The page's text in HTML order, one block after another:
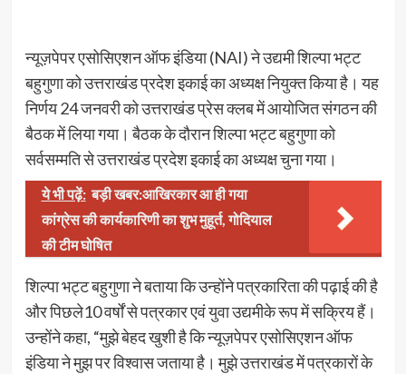
न्यूज़पेपर एसोसिएशन ऑफ इंडिया (NAI) ने उद्यमी शिल्पा भट्ट
बहुगुणा को उत्तराखंड प्रदेश इकाई का अध्यक्ष नियुक्त किया है। यह
निर्णय 24 जनवरी को उत्तराखंड प्रेस क्लब में आयोजित संगठन की
बैठक में लिया गया। बैठक के दौरान शिल्पा भट्ट बहुगुणा को
सर्वसम्मति से उत्तराखंड प्रदेश इकाई का अध्यक्ष चुना गया।
ये भी पढ़ें: बड़ी खबर:आखिरकार आ ही गया
कांग्रेस की कार्यकारिणी का शुभ मुहूर्त, गोदियाल
की टीम घोषित
शिल्पा भट्ट बहुगुणा ने बताया कि उन्होंने पत्रकारिता की पढ़ाई की है
और पिछले10 वर्षों से पत्रकार एवं युवा उद्यमीके रूप में सक्रिय हैं।
उन्होंने कहा, “मुझे बेहद खुशी है कि न्यूज़पेपर एसोसिएशन ऑफ
इंडिया ने मुझ पर विश्वास जताया है। मुझे उत्तराखंड में पत्रकारों के